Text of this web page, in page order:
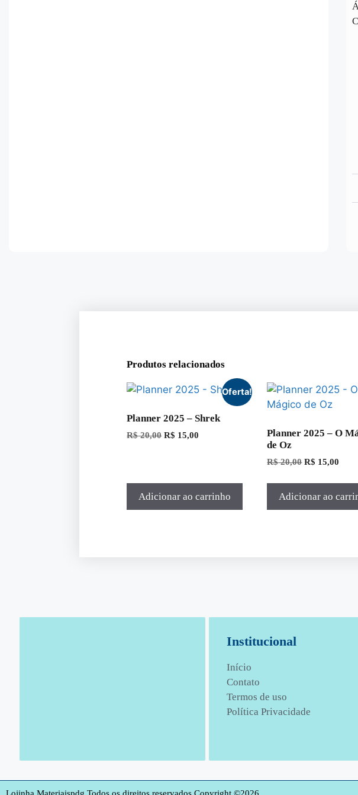
Produtos relacionados
Oferta!
Planner 2025 – Shrek
R$20,00 R$ 15,00
Adicionar ao carrinho
Planner 2025 – O
de Oz
R$20,00 R$ 15,00
Adicionar ao
Institucional
Início
Contato
Termos de uso
Política Privacidade
Lojinha Materiaispdg Todos os direitos reservados. Copyright ©2026.